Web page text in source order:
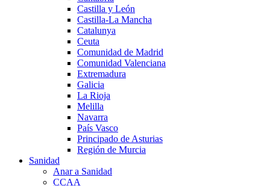
Castilla y León
Castilla-La Mancha
Catalunya
Ceuta
Comunidad de Madrid
Comunidad Valenciana
Extremadura
Galicia
La Rioja
Melilla
Navarra
País Vasco
Principado de Asturias
Región de Murcia
Sanidad
Anar a Sanidad
CCAA